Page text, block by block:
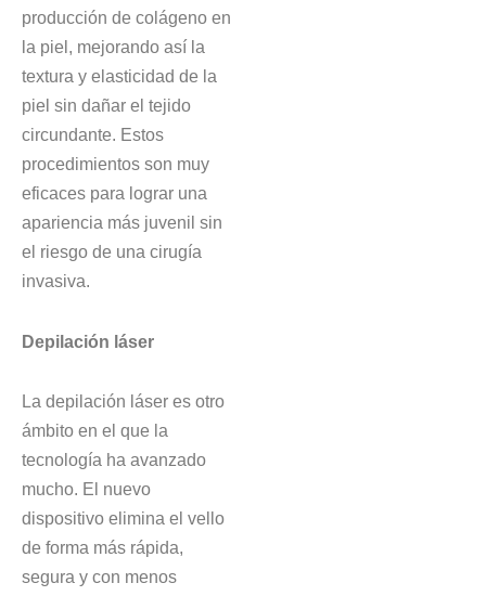
producción de colágeno en
la piel, mejorando así la
textura y elasticidad de la
piel sin dañar el tejido
circundante. Estos
procedimientos son muy
eficaces para lograr una
apariencia más juvenil sin
el riesgo de una cirugía
invasiva.
Depilación láser
La depilación láser es otro
ámbito en el que la
tecnología ha avanzado
mucho. El nuevo
dispositivo elimina el vello
de forma más rápida,
segura y con menos